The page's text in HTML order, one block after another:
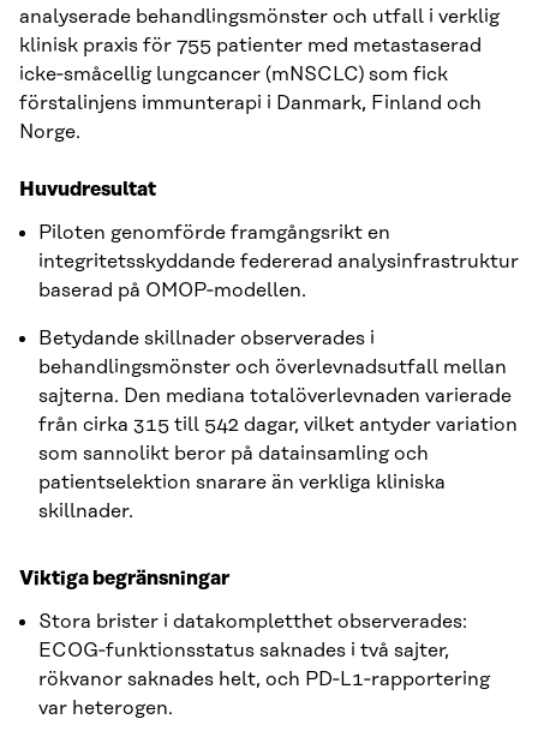
analyserade behandlingsmönster och utfall i verklig
klinisk praxis för 755 patienter med metastaserad
icke‑småcellig lungcancer (mNSCLC) som fick
förstalinjens immunterapi i Danmark, Finland och
Norge.
Huvudresultat
Piloten genomförde framgångsrikt en
integritetsskyddande federerad analysinfrastruktur
baserad på OMOP‑modellen.
Betydande skillnader observerades i
behandlingsmönster och överlevnadsutfall mellan
sajterna. Den mediana totalöverlevnaden varierade
från cirka 315 till 542 dagar, vilket antyder variation
som sannolikt beror på datainsamling och
patientselektion snarare än verkliga kliniska
skillnader.
Viktiga begränsningar
Stora brister i datakompletthet observerades:
ECOG‑funktionsstatus saknades i två sajter,
rökvanor saknades helt, och PD‑L1‑rapportering
var heterogen.